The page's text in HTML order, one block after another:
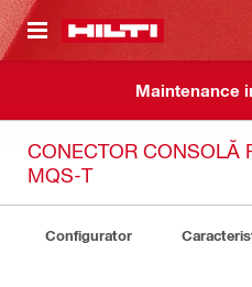
CONTENT
Maintenance
CONECTOR CONSOLĂ
MQS-T
Configurator